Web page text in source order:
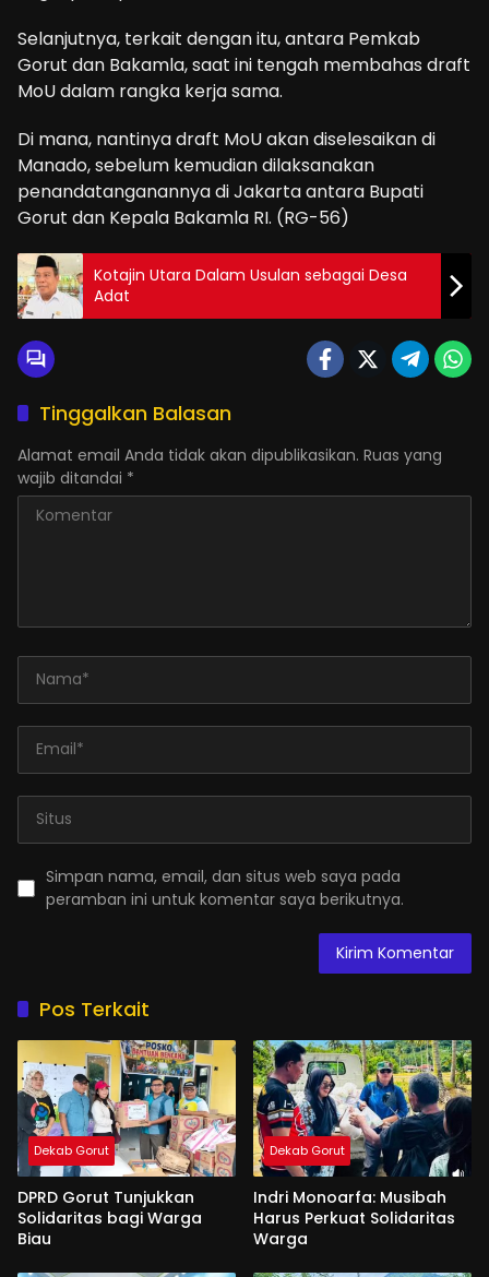
Selanjutnya, terkait dengan itu, antara Pemkab
Gorut dan Bakamla, saat ini tengah membahas draft
MoU dalam rangka kerja sama.
Di mana, nantinya draft MoU akan diselesaikan di
Manado, sebelum kemudian dilaksanakan
penandatanganannya di Jakarta antara Bupati
Gorut dan Kepala Bakamla RI. (RG-56)
Kotajin Utara Dalam Usulan sebagai Desa
Adat
Tinggalkan Balasan
Alamat email Anda tidak akan dipublikasikan. Ruas yang
wajib ditandai *
Simpan nama, email, dan situs web saya pada
peramban ini untuk komentar saya berikutnya.
Pos Terkait
Dekab Gorut
DPRD Gorut Tunjukkan
Solidaritas bagi Warga
Biau
Dekab Gorut
Indri Monoarfa: Musibah
Harus Perkuat Solidaritas
Warga